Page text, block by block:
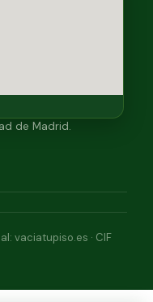
de Madrid.
vaciatupiso.es · CIF